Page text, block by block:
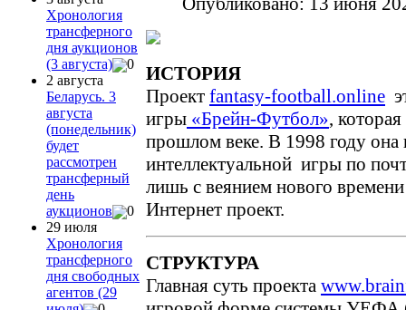
Хронология
трансферного
дня аукционов
(3 августа)
0
2 августа
Беларусь. 3
августа
(понедельник)
будет
рассмотрен
трансферный
день
аукционов
0
29 июля
Хронология
трансферного
дня свободных
агентов (29
ИСТОРИЯ
Проект fantasy-football.online
игры «Брейн-Футбол»,
прошлом веке. В 1998 году она
интеллектуальной игры по
лишь с веянием нового
Интернет проект.
СТРУКТУРА
Главная суть проекта